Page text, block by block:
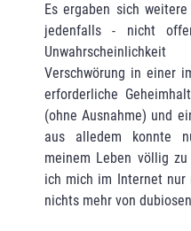
Es ergaben sich
jedenfalls - nicht
Verschwörung in einer
erforderliche
(ohne Ausnahme) und
aus alledem konnte
meinem Leben völlig
ich mich im Internet nur
nichts mehr von